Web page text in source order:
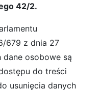
42/2.
679 z dnia 27
osobowe są
do treści
usunięcia danych